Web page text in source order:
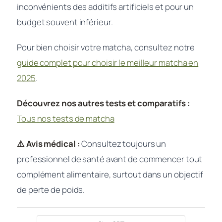
inconvénients des additifs artificiels et pour un
budget souvent inférieur.
Pour bien choisir votre matcha, consultez notre
guide complet pour choisir le meilleur matcha en
2025.
Découvrez nos autres tests et comparatifs :
Tous nos tests de matcha
⚠️ Avis médical :Consultez toujours un
professionnel de santé avant de commencer tout
complément alimentaire, surtout dans un objectif
de perte de poids.